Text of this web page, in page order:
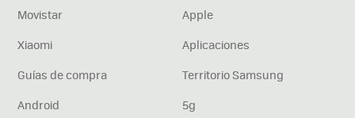
Movistar
Apple
Xiaomi
Aplicaciones
Guías de compra
Territorio Samsung
Android
5g